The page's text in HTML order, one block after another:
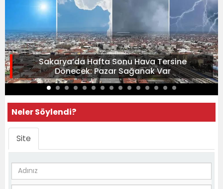
Sakarya’da Hafta Sonu Hava Tersine
Dönecek: Pazar Sağanak Var
Neler Söylendi?
Site